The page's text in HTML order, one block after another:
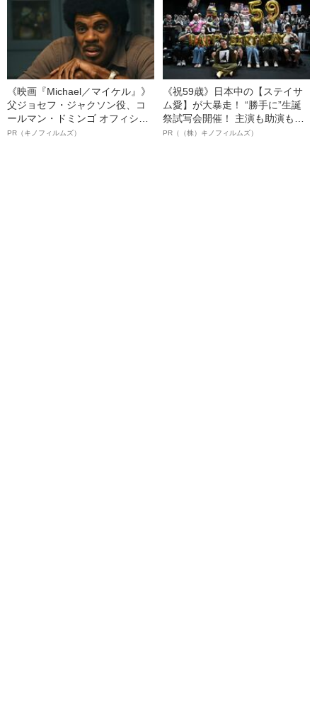
《映画『Michael／マイケル』》
父ジョセフ・ジャクソン役、コ
ールマン・ドミンゴ オフィシャ
ルインタビュー“観客を魅了した
PR（キノフィルムズ）
《祝59歳》日本中の【ステイサ
ム愛】が大暴走！ “勝手に”生誕
祭試写会開催！ 主演も助演も全
部ステイサム！「ステサミー
PR（（株）キノフィルムズ）